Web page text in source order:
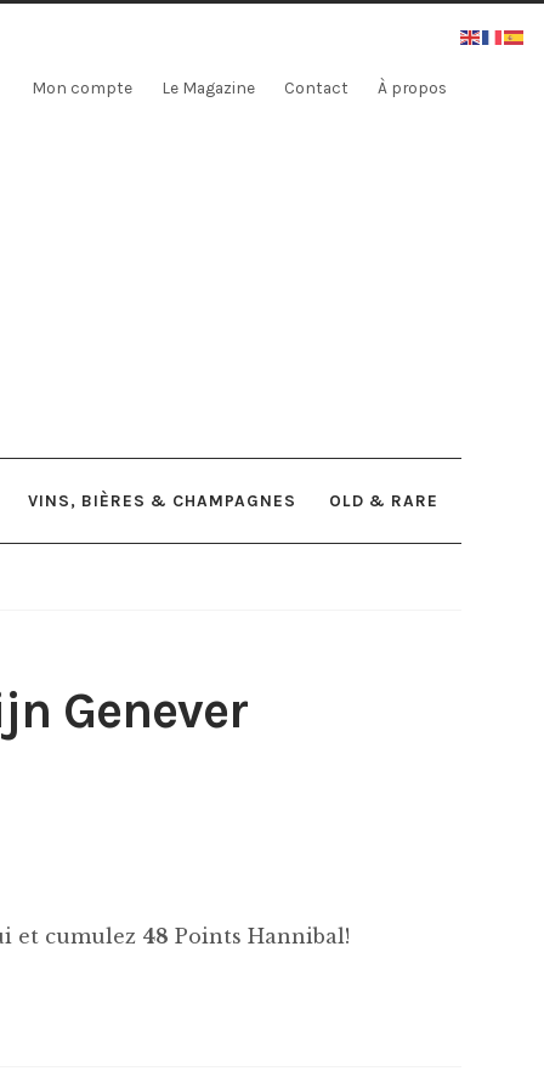
Mon compte Le Magazine Contact À propos
VINS, BIÈRES & CHAMPAGNES OLD & RARE
Genever
et cumulez 48 Points Hannibal!